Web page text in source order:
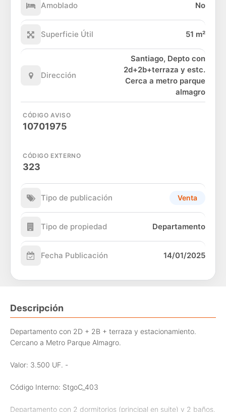
Amoblado No
Superficie Útil 51 m²
Dirección
Santiago, Depto con
2d+2b+terraza y estc.
Cerca a metro parque
almagro
CÓDIGO AVISO
10701975
CÓDIGO EXTERNO
323
Tipo de publicación Venta
Tipo de propiedad Departamento
Fecha Publicación 14/01/2025
Descripción
Departamento con 2D + 2B + terraza y estacionamiento.
Cercano a Metro Parque Almagro.
Valor: 3.500 UF. -
Código Interno: StgoC_403
Departamento con 2 dormitorios (principal en suite) y 2 baños.